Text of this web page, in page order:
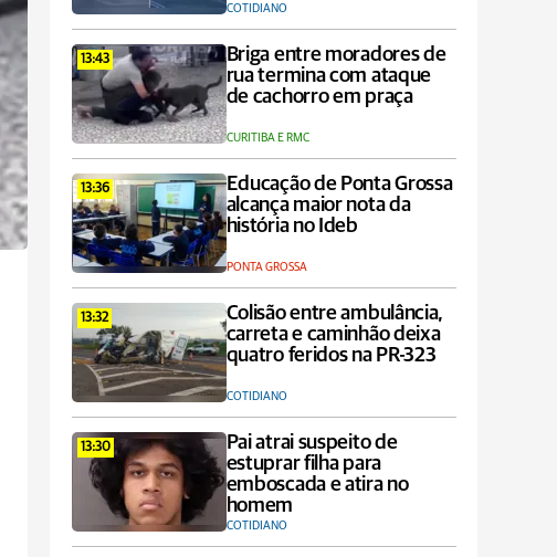
COTIDIANO
13:43
Briga entre moradores de
rua termina com ataque
de cachorro em praça
CURITIBA E RMC
13:36
Educação de Ponta Grossa
alcança maior nota da
história no Ideb
PONTA GROSSA
13:32
Colisão entre ambulância,
carreta e caminhão deixa
quatro feridos na PR-323
COTIDIANO
13:30
Pai atrai suspeito de
estuprar filha para
emboscada e atira no
homem
COTIDIANO